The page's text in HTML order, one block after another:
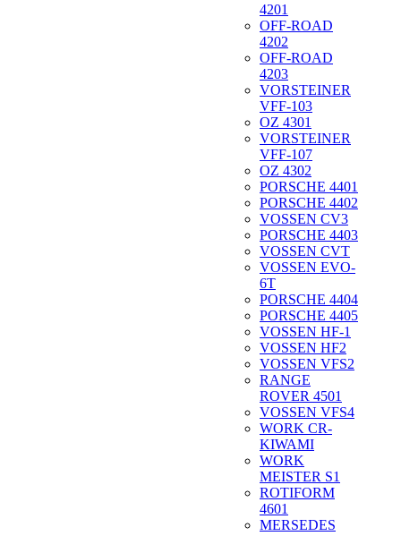
4201
OFF-ROAD
4202
OFF-ROAD
4203
VORSTEINER
VFF-103
OZ 4301
VORSTEINER
VFF-107
OZ 4302
PORSCHE 4401
PORSCHE 4402
VOSSEN CV3
PORSCHE 4403
VOSSEN CVT
VOSSEN EVO-
6T
PORSCHE 4404
PORSCHE 4405
VOSSEN HF-1
VOSSEN HF2
VOSSEN VFS2
RANGE
ROVER 4501
VOSSEN VFS4
WORK CR-
KIWAMI
WORK
MEISTER S1
ROTIFORM
4601
MERSEDES